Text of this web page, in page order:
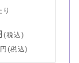
り
(税込)
(税込)